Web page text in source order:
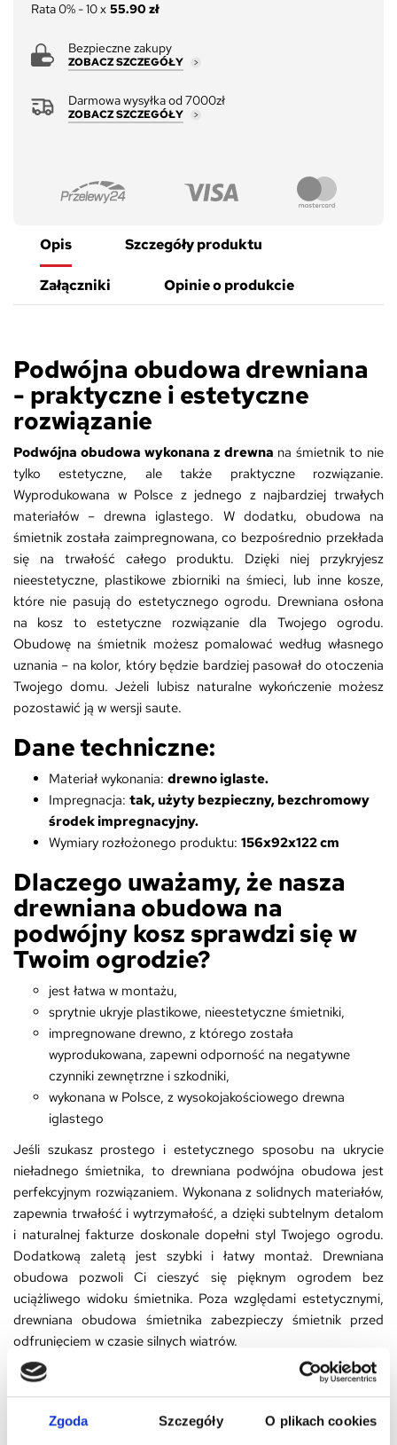
Zgoda Szczegóły O plikach cookies
Rata 0% - 10 x 55.90 zł
Bezpieczne zakupy
ZOBACZ SZCZEGÓŁY
Darmowa wysyłka od 7000zł
ZOBACZ SZCZEGÓŁY
Opis Szczegóły produktu
Załączniki Opinie o produkcie
Podwójna obudowa drewniana
- praktyczne i estetyczne
rozwiązanie
Podwójna obudowa wykonana z drewna na śmietnik to nie
tylko estetyczne, ale także praktyczne rozwiązanie.
Wyprodukowana w Polsce z jednego z najbardziej trwałych
materiałów – drewna iglastego. W dodatku, obudowa na
śmietnik została zaimpregnowana, co bezpośrednio przekłada
się na trwałość całego produktu. Dzięki niej przykryjesz
nieestetyczne, plastikowe zbiorniki na śmieci, lub inne kosze,
które nie pasują do estetycznego ogrodu. Drewniana osłona
na kosz to estetyczne rozwiązanie dla Twojego ogrodu.
Obudowę na śmietnik możesz pomalować według własnego
uznania – na kolor, który będzie bardziej pasował do otoczenia
Twojego domu. Jeżeli lubisz naturalne wykończenie możesz
pozostawić ją w wersji saute.
Dane techniczne:
Materiał wykonania: drewno iglaste.
Impregnacja: tak, użyty bezpieczny, bezchromowy
środek impregnacyjny.
Wymiary rozłożonego produktu: 156x92x122 cm
Dlaczego uważamy, że nasza
drewniana obudowa na
podwójny kosz sprawdzi się w
Twoim ogrodzie?
jest łatwa w montażu,
sprytnie ukryje plastikowe, nieestetyczne śmietniki,
impregnowane drewno, z którego została
wyprodukowana, zapewni odporność na negatywne
czynniki zewnętrzne i szkodniki,
wykonana w Polsce, z wysokojakościowego drewna
iglastego
Jeśli szukasz prostego i estetycznego sposobu na ukrycie
nieładnego śmietnika, to drewniana podwójna obudowa jest
perfekcyjnym rozwiązaniem. Wykonana z solidnych materiałów,
zapewnia trwałość i wytrzymałość, a dzięki subtelnym detalom
i naturalnej fakturze doskonale dopełni styl Twojego ogrodu.
Dodatkową zaletą jest szybki i łatwy montaż. Drewniana
obudowa pozwoli Ci cieszyć się pięknym ogrodem bez
uciążliwego widoku śmietnika. Poza względami estetycznymi,
drewniana obudowa śmietnika zabezpieczy śmietnik przed
odfrunięciem w czasie silnych wiatrów.
Bezpieczeństwo:
przeznaczeniem (papier, szkło, plastik, metal, bioodpady). Nie